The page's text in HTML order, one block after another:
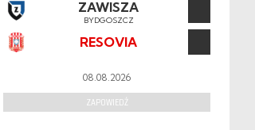
ZAWISZA
BYDGOSZCZ
RESOVIA
08.08.2026
ZAPOWIEDŹ